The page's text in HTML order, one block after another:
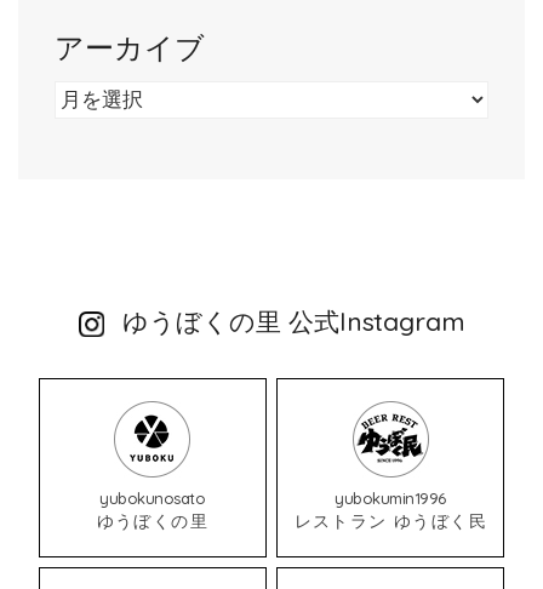
アーカイブ
ア
ゆうぼくの里 公式Instagram
yubokunosato
ゆうぼくの里
yubokumin1996
レストラン ゆうぼく民